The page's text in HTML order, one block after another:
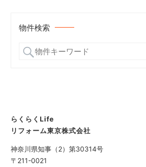
物件検索
らくらくLife
リフォーム東京株式会社
神奈川県知事（2）第30314号
〒211-0021